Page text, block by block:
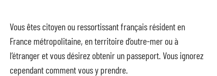
Vous êtes citoyen ou ressortissant français résident en
France métropolitaine, en territoire d’outre-mer ou à
l’étranger et vous désirez obtenir un passeport. Vous ignorez
cependant comment vous y prendre.